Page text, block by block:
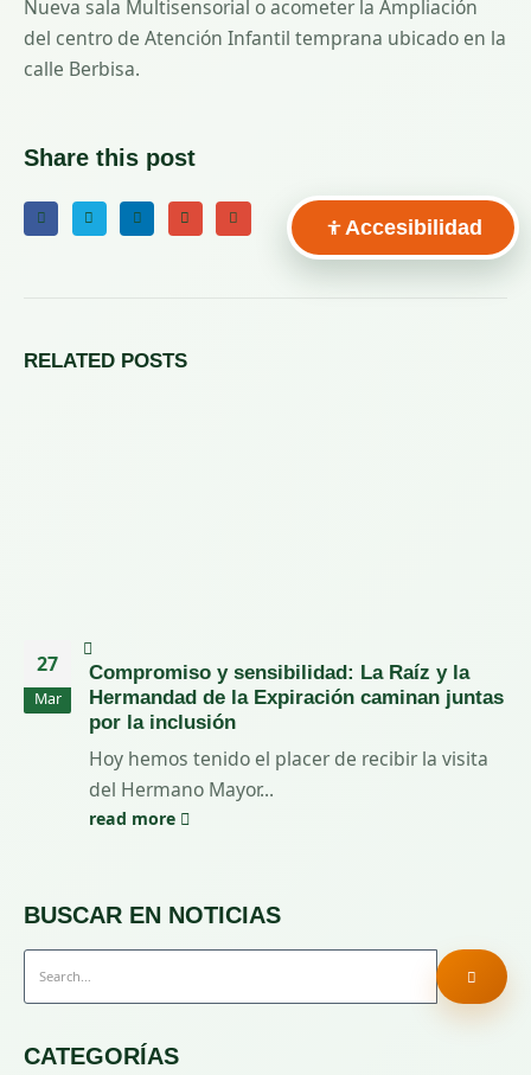
Nueva sala Multisensorial o acometer la Ampliación
del centro de Atención Infantil temprana ubicado en la
calle Berbisa.
Share this post
RELATED POSTS
27
Mar
Compromiso y sensibilidad: La Raíz y la
Hermandad de la Expiración caminan juntas
por la inclusión
Hoy hemos tenido el placer de recibir la visita
del Hermano Mayor...
read more
BUSCAR EN NOTICIAS
CATEGORÍAS
Accesibilidad